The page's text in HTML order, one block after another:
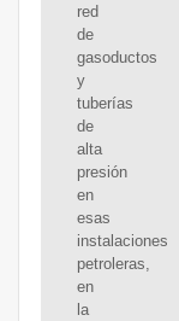
red
de
gasoductos
y
tuberías
de
alta
presión
en
esas
instalaciones
petroleras,
en
la